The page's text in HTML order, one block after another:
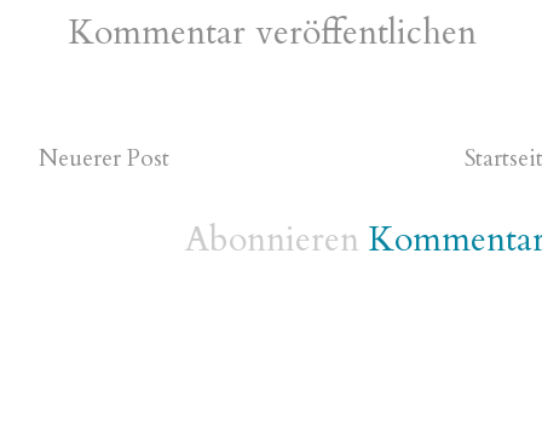
Kommentar veröffentlichen
Neuerer Post
Abonnieren